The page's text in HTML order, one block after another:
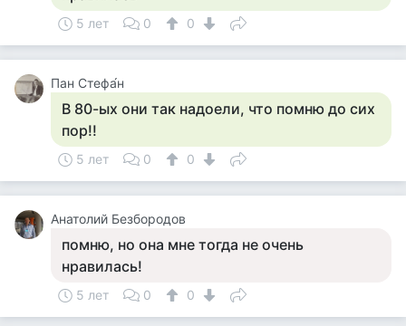
5 лет 0 0
Пан Стефа́н
В 80-ых они так надоели, что помню до сих
пор!!
5 лет 0 0
Анатолий Безбородов
помню, но она мне тогда не очень
нравилась!
5 лет 0 0